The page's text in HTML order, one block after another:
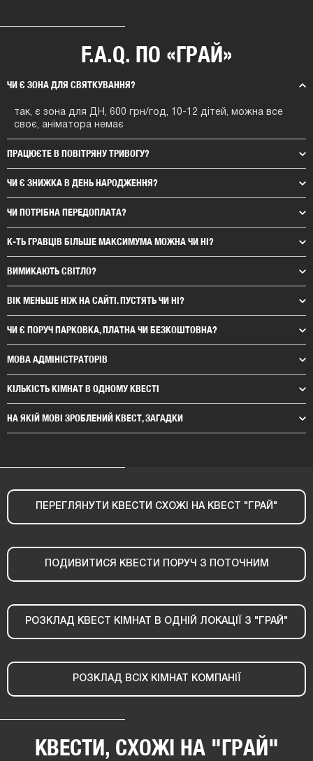
F.A.Q. ПО «ГРАЙ»
ЧИ Є ЗОНА ДЛЯ СВЯТКУВАННЯ?
так, є зона для ДН, 600 грн/год, 10-12 дітей, можна все
своє, аніматора немає
ПРАЦЮЄТЕ В ПОВІТРЯНУ ТРИВОГУ?
ЧИ Є ЗНИЖКА В ДЕНЬ НАРОДЖЕННЯ?
ЧИ ПОТРІБНА ПЕРЕДОПЛАТА?
К-ТЬ ГРАВЦІВ БІЛЬШЕ МАКСИМУМА МОЖНА ЧИ НІ?
ВИМИКАЮТЬ СВІТЛО?
ВІК МЕНЬШЕ НІЖ НА САЙТІ. ПУСТЯТЬ ЧИ НІ?
ЧИ Є ПОРУЧ ПАРКОВКА, ПЛАТНА ЧИ БЕЗКОШТОВНА?
МОВА АДМІНІСТРАТОРІВ
КІЛЬКІСТЬ КІМНАТ В ОДНОМУ КВЕСТІ
НА ЯКІЙ МОВІ ЗРОБЛЕНИЙ КВЕСТ, ЗАГАДКИ
ПЕРЕГЛЯНУТИ КВЕСТИ СХОЖІ НА КВЕСТ "ГРАЙ"
ПОДИВИТИСЯ КВЕСТИ ПОРУЧ З ПОТОЧНИМ
РОЗКЛАД КВЕСТ КІМНАТ В ОДНІЙ ЛОКАЦІЇ З "ГРАЙ"
РОЗКЛАД ВСІХ КІМНАТ КОМПАНІЇ
КВЕСТИ, СХОЖІ НА "ГРАЙ"